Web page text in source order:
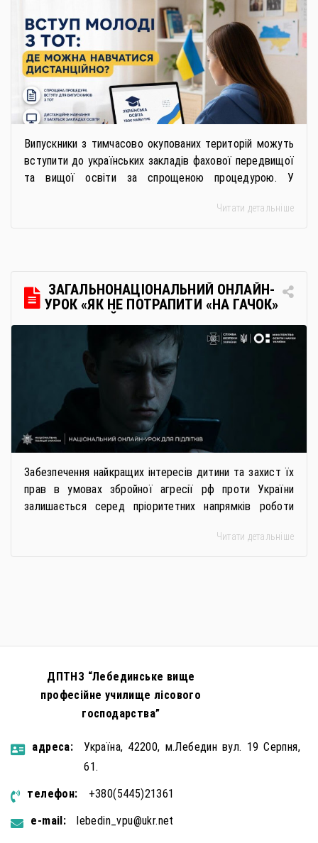
Випускники з тимчасово окупованих територій можуть
вступити до українських закладів фахової передвищої
та вищої освіти за спрощеною процедурою. У
дистанційне навчання, що дає можливість здобувати
передбачає: Скористатися цією процедурою […]
Читати детальніше
ЗАГАЛЬНОНАЦІОНАЛЬНИЙ ОНЛАЙН-
УРОК «ЯК НЕ ПОТРАПИТИ «НА ГАЧОК»
РОСІЙСЬКИХ СПЕЦСЛУЖБ
Забезпечення найкращих інтересів дитини та захист їх
прав в умовах збройної агресії рф проти України
залишається серед пріоритетних напрямків роботи
застосовується метод використання дітей у
Читати детальніше
ДПТНЗ “Лебединське вище
професійне училище лісового
господарства”
aдресa:
Україна, 42200, м.Лебедин вул. 19 Серпня,
61.
телефон:
+380(5445)21361
e-mail:
lebedin_vpu@ukr.net